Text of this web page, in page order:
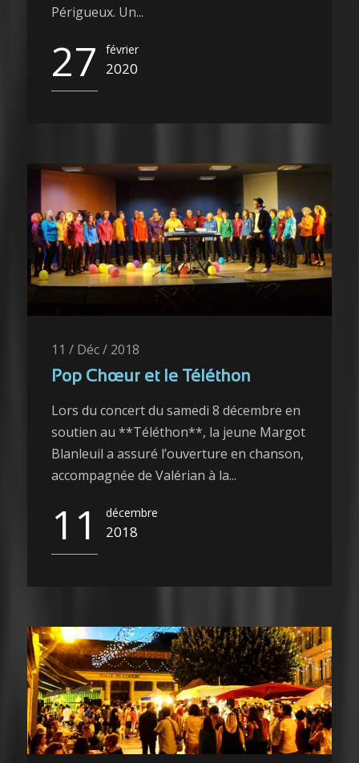
Périgueux. Un...
27 février
2020
11 / Déc / 2018
Pop Chœur et le Téléthon
Lors du concert du samedi 8 décembre en
soutien au **Téléthon**, la jeune Margot
Blanleuil a assuré l’ouverture en chanson,
accompagnée de Valérian à la...
11 décembre
2018